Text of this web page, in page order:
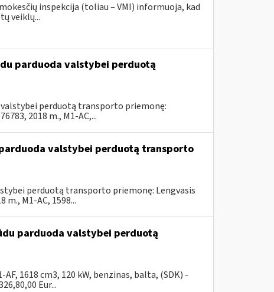
inspekcija (toliau – VMI) informuoja, kad
veiklų...
parduoda valstybei perduotą
valstybei perduotą transporto priemonę:
2018 m., M1-AC,...
parduoda valstybei perduotą transporto
perduotą transporto priemonę: Lengvasis
m., M1-AC, 1598...
parduoda valstybei perduotą
1618 cm3, 120 kW, benzinas, balta, (SDK) -
Eur...